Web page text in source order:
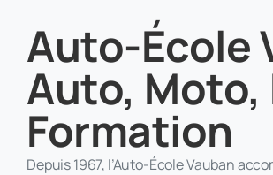
Auto-École
Auto, Moto,
Formation
Depuis 1967, l’Auto-École Vauban